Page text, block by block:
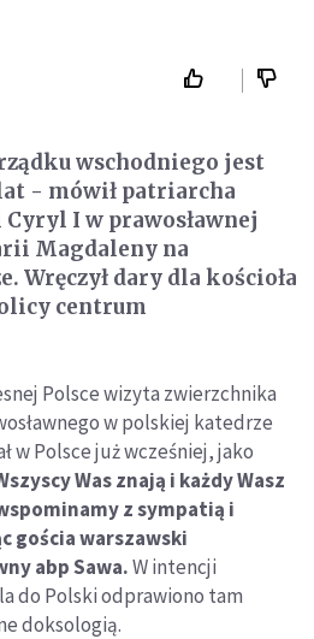
wschodniego jest
- mówił patriarcha
I w prawosławnej
Magdaleny na
Wręczył dary dla kościoła
centrum
Polsce wizyta zwierzchnika
w polskiej katedrze
w Polsce już wcześniej, jako
Was znają i każdy Wasz
z sympatią i
gościa warszawski
abp Sawa.W intencji
do Polski odprawiono tam
doksologią.